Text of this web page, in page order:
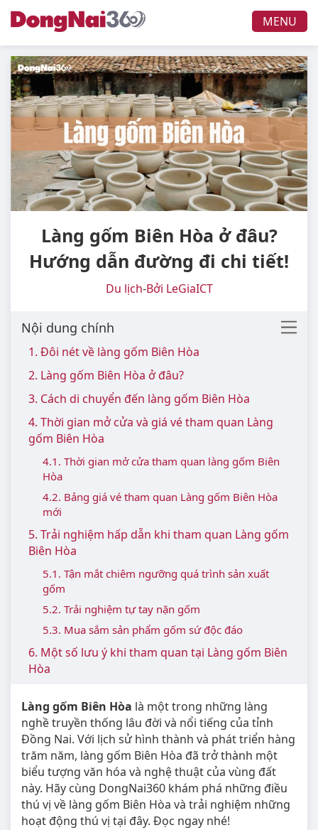
MENU
Làng gốm Biên Hòa ở đâu?
Hướng dẫn đường đi chi tiết!
Du lịch-Bởi LeGiaICT
Nội dung chính
1. Đôi nét về làng gốm Biên Hòa
2. Làng gốm Biên Hòa ở đâu?
3. Cách di chuyển đến làng gốm Biên Hòa
4. Thời gian mở cửa và giá vé tham quan Làng
gốm Biên Hòa
4.1. Thời gian mở cửa tham quan làng gốm Biên
Hòa
4.2. Bảng giá vé tham quan Làng gốm Biên Hòa
mới
5. Trải nghiệm hấp dẫn khi tham quan Làng gốm
Biên Hòa
5.1. Tận mắt chiêm ngưỡng quá trình sản xuất
gốm
5.2. Trải nghiệm tự tay nặn gốm
5.3. Mua sắm sản phẩm gốm sứ độc đáo
6. Một số lưu ý khi tham quan tại Làng gốm Biên
Hòa
Làng gốm Biên Hòa là một trong những làng
nghề truyền thống lâu đời và nổi tiếng của tỉnh
Đồng Nai. Với lịch sử hình thành và phát triển hàng
trăm năm, làng gốm Biên Hòa đã trở thành một
biểu tượng văn hóa và nghệ thuật của vùng đất
này. Hãy cùng DongNai360 khám phá những điều
thú vị về làng gốm Biên Hòa và trải nghiệm những
hoạt động thú vị tại đây. Đọc ngay nhé!